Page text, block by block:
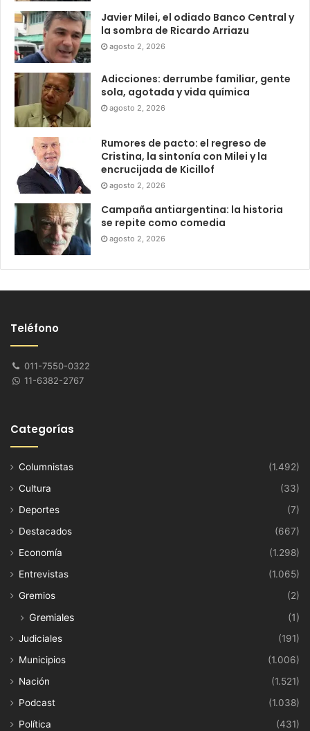
Javier Milei, el odiado Banco Central y
la sombra de Ricardo Arriazu
agosto 2, 2026
Adicciones: derrumbe familiar, gente
sola, agotada y vida química
agosto 2, 2026
Rumores de pacto: el regreso de
Cristina, la sintonía con Milei y la
encrucijada de Kicillof
agosto 2, 2026
Campaña antiargentina: la historia
se repite como comedia
agosto 2, 2026
Teléfono
011-7550-0322
11-6382-2767
Categorías
Columnistas
(1.492)
Cultura
(33)
Deportes
(7)
Destacados
(667)
Economía
(1.298)
Entrevistas
(1.065)
Gremios
(2)
Gremiales (1)
Judiciales
(191)
Municipios
(1.006)
Nación
(1.521)
Podcast
(1.038)
Política
(431)